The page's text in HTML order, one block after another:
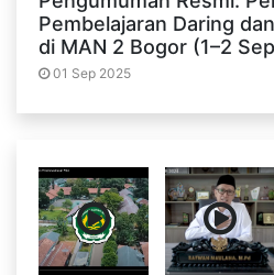
Pembelajaran Daring
di MAN 2 Bogor (1–2
01 Sep 2025